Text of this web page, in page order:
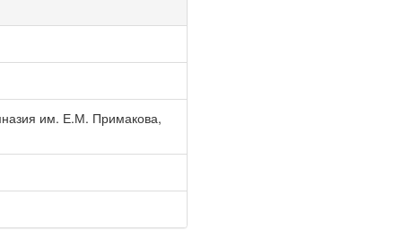
им. Е.М. Примакова,